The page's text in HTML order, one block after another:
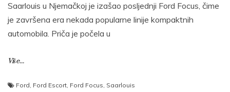
Saarlouis u Njemačkoj je izašao posljednji Ford Focus, čime
je završena era nekada popularne linije kompaktnih
automobila. Priča je počela u
Više...
Ford, Ford Escort, Ford Focus, Saarlouis